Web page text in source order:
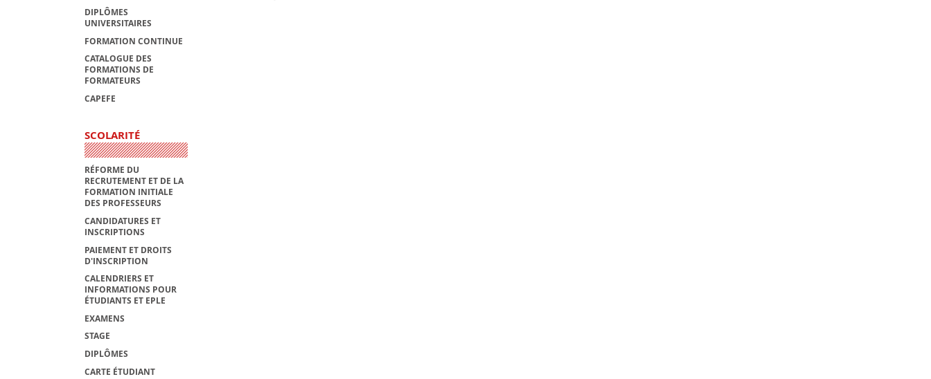
DIPLÔMES
UNIVERSITAIRES
FORMATION CONTINUE
CATALOGUE DES
FORMATIONS DE
FORMATEURS
CAPEFE
SCOLARITÉ
RÉFORME DU
RECRUTEMENT ET DE LA
FORMATION INITIALE
DES PROFESSEURS
CANDIDATURES ET
INSCRIPTIONS
PAIEMENT ET DROITS
D'INSCRIPTION
CALENDRIERS ET
INFORMATIONS POUR
ÉTUDIANTS ET EPLE
EXAMENS
STAGE
DIPLÔMES
CARTE ÉTUDIANT